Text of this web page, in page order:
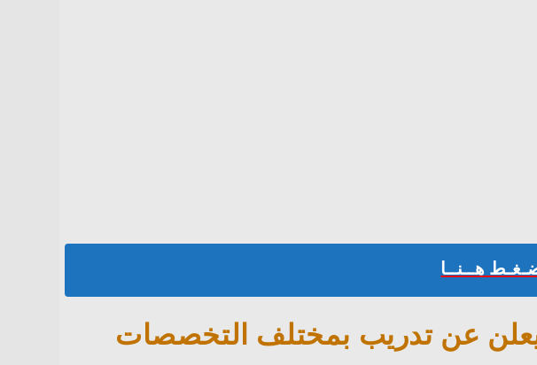
هــنــا
يعلن عن تدريب بمختلف التخصصات